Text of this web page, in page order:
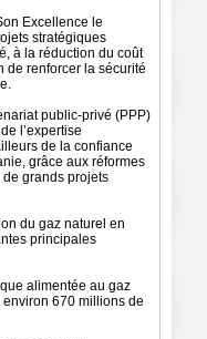
Excellence le
stratégiques
à la réduction du coût
de renforcer la sécurité
public-privé (PPP)
l’expertise
de la confiance
grâce aux réformes
grands projets
du gaz naturel en
principales
alimentée au gaz
environ 670 millions de